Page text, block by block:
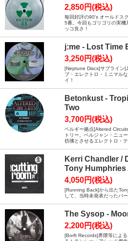
2,850円(税込)
毎回好評の90’s オールドス
5番。今回もゴリゴリの実機
ッコ良さ！
j:me - Lost Time
3,250円(税込)
[Neptune Discs]サブライン
プ・エレクトロ・ミニマル
イ！
Betonkust -
Two
3,700円(税込)
ベルギー拠点[Altered
トリー。ベルジャン・ニュ
彷彿とさせるエレクトロ・
Kerri Chandler /
Tony Humphries
4,050円(税込)
[Running Back]から出た
して、当時未発表だったバ
The Sysop -
2,200円(税込)
[Borft Records]界隈等によ